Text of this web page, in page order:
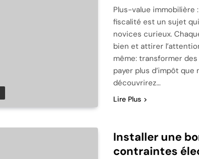
Plus-value immobilière
fiscalité est un sujet
novices curieux.
bien et attirer
même: transformer
payer plus d’impôt que
découvrirez…
Lire Plus
Installer une
contraintes